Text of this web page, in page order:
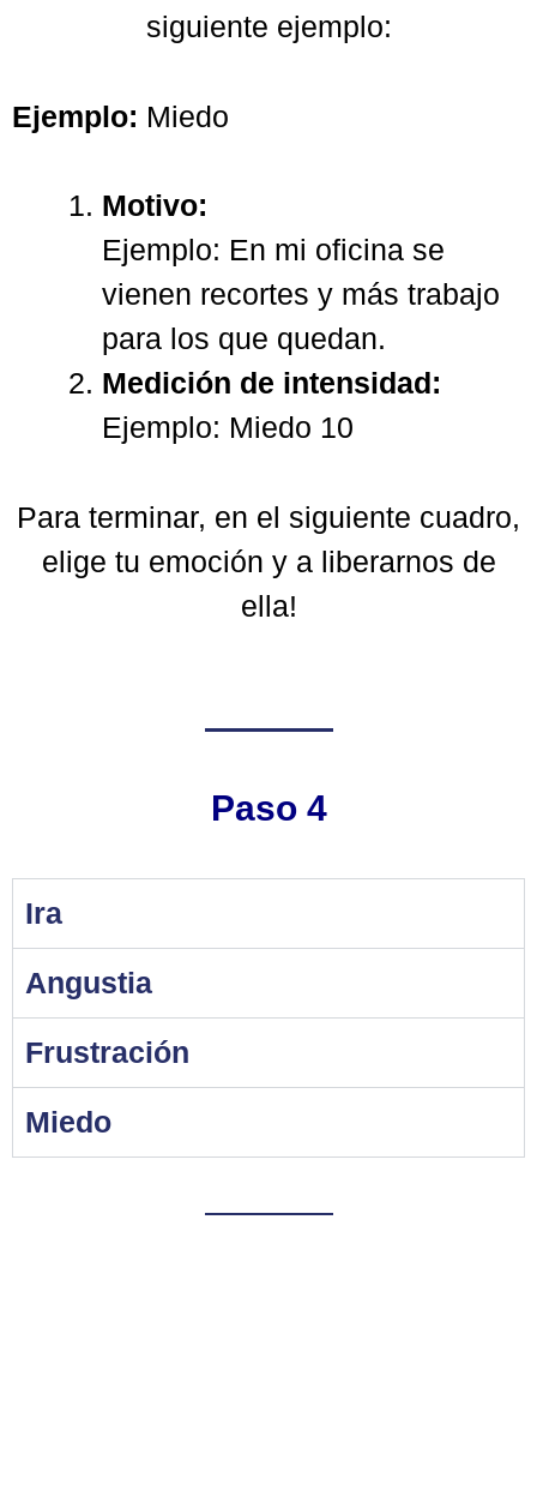
siguiente ejemplo:
Ejemplo: Miedo
Motivo:
Ejemplo: En mi oficina se
vienen recortes y más trabajo
para los que quedan.
Medición de intensidad:
Ejemplo: Miedo 10
Para terminar, en el siguiente cuadro,
elige tu emoción y a liberarnos de
ella!
Paso 4
Ira
Angustia
Frustración
Miedo